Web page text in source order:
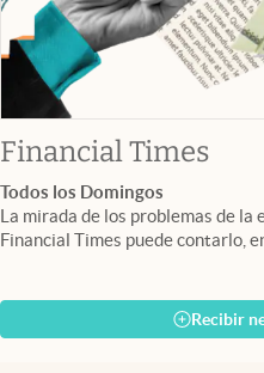
Financial Times
Todos los Domingos
La mirada de los problemas de la
Financial Times puede contarlo,
Recibir